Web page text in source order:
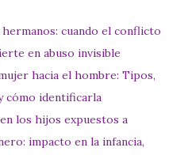
cuando el conflicto
en abuso invisible
hacia el hombre: Tipos,
cómo identificarla
los hijos expuestos a
impacto en la infancia,